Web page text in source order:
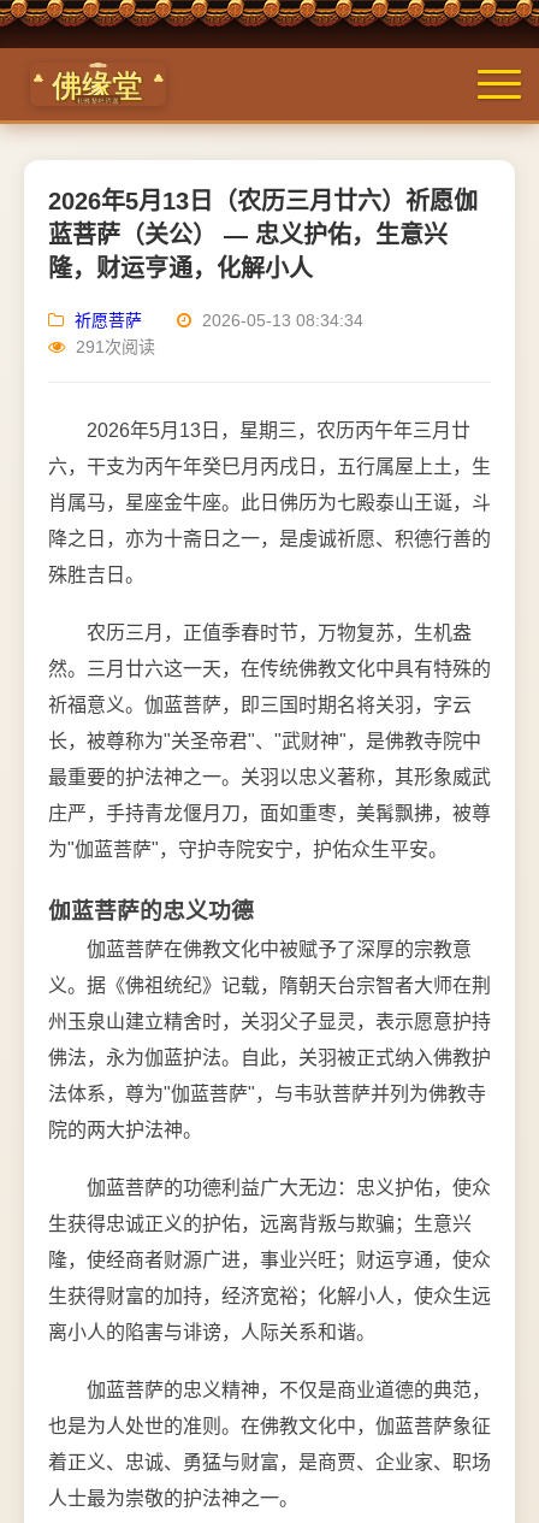
2026年5月13日（农历三月廿六）祈愿伽
蓝菩萨（关公） — 忠义护佑，生意兴
隆，财运亨通，化解小人
祈愿菩萨
2026-05-13 08:34:34
291次阅读
2026年5月13日，星期三，农历丙午年三月廿
六，干支为丙午年癸巳月丙戌日，五行属屋上土，生
肖属马，星座金牛座。此日佛历为七殿泰山王诞，斗
降之日，亦为十斋日之一，是虔诚祈愿、积德行善的
殊胜吉日。
农历三月，正值季春时节，万物复苏，生机盎
然。三月廿六这一天，在传统佛教文化中具有特殊的
祈福意义。伽蓝菩萨，即三国时期名将关羽，字云
长，被尊称为"关圣帝君"、"武财神"，是佛教寺院中
最重要的护法神之一。关羽以忠义著称，其形象威武
庄严，手持青龙偃月刀，面如重枣，美髯飘拂，被尊
为"伽蓝菩萨"，守护寺院安宁，护佑众生平安。
伽蓝菩萨的忠义功德
伽蓝菩萨在佛教文化中被赋予了深厚的宗教意
义。据《佛祖统纪》记载，隋朝天台宗智者大师在荆
州玉泉山建立精舍时，关羽父子显灵，表示愿意护持
佛法，永为伽蓝护法。自此，关羽被正式纳入佛教护
法体系，尊为"伽蓝菩萨"，与韦驮菩萨并列为佛教寺
院的两大护法神。
伽蓝菩萨的功德利益广大无边：忠义护佑，使众
生获得忠诚正义的护佑，远离背叛与欺骗；生意兴
隆，使经商者财源广进，事业兴旺；财运亨通，使众
生获得财富的加持，经济宽裕；化解小人，使众生远
离小人的陷害与诽谤，人际关系和谐。
伽蓝菩萨的忠义精神，不仅是商业道德的典范，
也是为人处世的准则。在佛教文化中，伽蓝菩萨象征
着正义、忠诚、勇猛与财富，是商贾、企业家、职场
人士最为崇敬的护法神之一。